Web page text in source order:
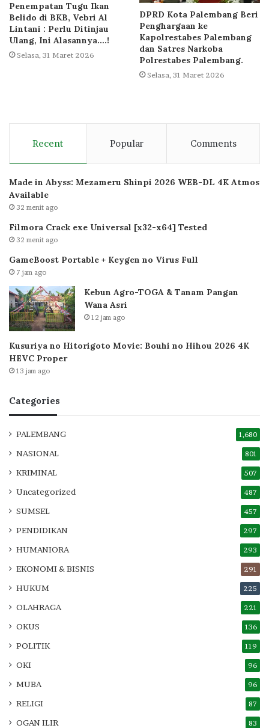
Penempatan Tugu Ikan
Belido di BKB, Vebri Al
Lintani : Perlu Ditinjau
Ulang, Ini Alasannya….!
Selasa, 31 Maret 2026
DPRD Kota Palembang Beri
Penghargaan ke
Kapolrestabes Palembang
dan Satres Narkoba
Polrestabes Palembang.
Selasa, 31 Maret 2026
Recent Popular Comments
Made in Abyss: Mezameru Shinpi 2026 WEB-DL 4K Atmos
Available
32 menit ago
Filmora Crack exe Universal [x32-x64] Tested
32 menit ago
GameBoost Portable + Keygen no Virus Full
7 jam ago
Kebun Agro-TOGA & Tanam Pangan
Wana Asri
12 jam ago
Kusuriya no Hitorigoto Movie: Bouhi no Hihou 2026 4K
HEVC Proper
13 jam ago
Categories
PALEMBANG 1,680
NASIONAL 801
KRIMINAL 507
Uncategorized 487
SUMSEL 457
PENDIDIKAN 297
HUMANIORA 293
EKONOMI & BISNIS 291
HUKUM 225
OLAHRAGA 221
OKUS 136
POLITIK 119
OKI 96
MUBA 96
RELIGI 87
OGAN ILIR 83